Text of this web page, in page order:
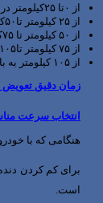
از ۰تا ۲۵کیلومتر در ساعت دنده ۱
از ۲۵ کیلومتر تا۵۰کیلومتر در ساعت دنده ۲
از ۵۰ کیلومتر تا ۷۵کیلومتر در ساعت دنده ۳
از ۷۵ کیلومتر تا۱۰۵ کیلومتر در ساعت دنده ۴
از ۱۰۵ کیلومتر به بالا دنده ۵
زمان دقیق
انتخاب سرعت
هنگامی که با خودرو در حال حرکتیم و دور موتور به
است.